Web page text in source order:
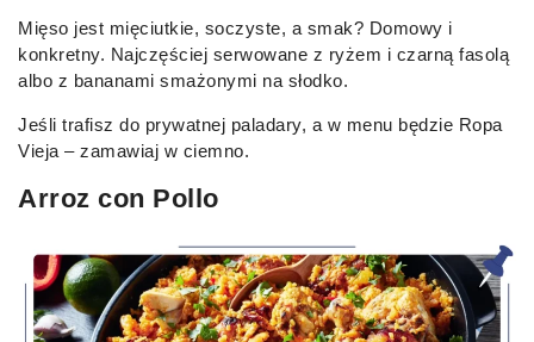
Mięso jest mięciutkie, soczyste, a smak? Domowy i
konkretny. Najczęściej serwowane z ryżem i czarną fasolą
albo z bananami smażonymi na słodko.
Jeśli trafisz do prywatnej paladary, a w menu będzie Ropa
Vieja – zamawiaj w ciemno.
Arroz con Pollo